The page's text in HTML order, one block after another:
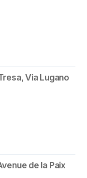
Via Lugano
de la Paix